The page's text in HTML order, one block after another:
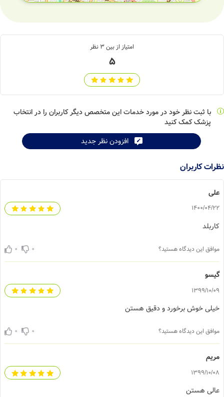
OpenStreetMap contributors
امتیاز از بین3نظر
با ثبت نظر خود در مورد خدمات این متخصص دیگر کاربران را در انتخاب
پزشک کمک کنید
افزودن نظر جدید
کاربران
1400/04/
این دیدگاه هستید؟ 0
1399/10/
خوش برخورد و دقیق هستن
این دیدگاه هستید؟ 0
1399/10/
هستن